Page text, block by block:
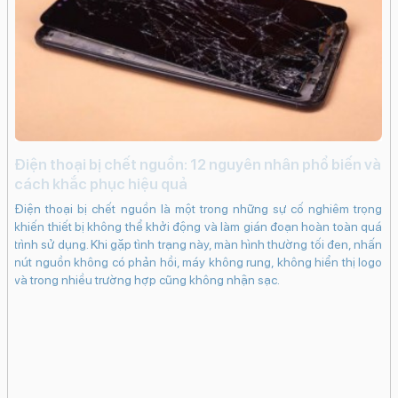
Retina Flash
Quay video HD
Quay video Full HD
Nhãn dán (AR Stickers)
HDR
Công nghệ màn hình:
OLED
Độ phân giải màn hình:
Super Retina XDR (1284 x 2778 Pixels)
Màn hình rộng:
Điện thoại bị chết nguồn: 12 nguyên nhân phổ biến và
cách khắc phục hiệu quả
Điện thoại bị chết nguồn là một trong những sự cố nghiêm trọng
khiến thiết bị không thể khởi động và làm gián đoạn hoàn toàn quá
trình sử dụng. Khi gặp tình trạng này, màn hình thường tối đen, nhấn
nút nguồn không có phản hồi, máy không rung, không hiển thị logo
và trong nhiều trường hợp cũng không nhận sạc.